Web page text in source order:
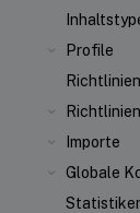
Profile
Richtlinien
Importe
Globale